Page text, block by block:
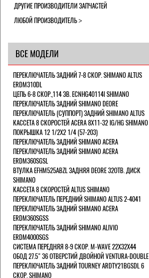
ДРУГИЕ ПРОИЗВОДИТЕЛИ ЗАПЧАСТЕЙ
ЛЮБОЙ ПРОИЗВОДИТЕЛЬ
ВСЕ МОДЕЛИ
ПЕРЕКЛЮЧАТЕЛЬ ЗАДНИЙ 7-8 СКОР. SHIMANO ALTUS
ERDM310DL
ЦЕПЬ 6-8 СКОР.,114 ЗВ. ECNHG40114I SHIMANO
ПЕРЕКЛЮЧАТЕЛЬ ЗАДНИЙ SHIMANO DEORE
ПЕРЕКЛЮЧАТЕЛЬ (СУППОРТ) ЗАДНИЙ SHIMANO ALTUS
КАССЕТА 8 СКОРОСТЕЙ ACERA 8Х11-32 IG/HG SHIMANO
ПОКРЫШКА 12 1/2X2 1/4 (57-203)
ПЕРЕКЛЮЧАТЕЛЬ ЗАДНИЙ SHIMANO ACERA
ПЕРЕКЛЮЧАТЕЛЬ ЗАДНИЙ SHIMANO ACERA
ERDM360SGSL
ВТУЛКА EFHM525ABZL ЗАДНЯЯ DEORE 32ОТВ. ДИСК
SHIMANO
КАССЕТА 8 СКОРОСТЕЙ ALTUS SHIMANO
ПЕРЕКЛЮЧАТЕЛЬ ПЕРЕДНИЙ SHIMANO ALTUS 2-4041
ПЕРЕКЛЮЧАТЕЛЬ ЗАДНИЙ SHIMANO ACERA
ERDM360SGSS
ПЕРЕКЛЮЧАТЕЛЬ ЗАДНИЙ SHIMANO ALIVIO
ERDM4000SGS
СИСТЕМА ПЕРЕДНЯЯ 8-9 СКОР. M-WAVE 22Х32Х44
ОБОД 27.5" 36 ОТВЕРСТИЙ ДВОЙНОЙ VENTURA-DOUBLE
ПЕРЕКЛЮЧАТЕЛЬ ЗАДНИЙ TOURNEY ARDTY21BGSDL 6
СКОР. SHIMANO